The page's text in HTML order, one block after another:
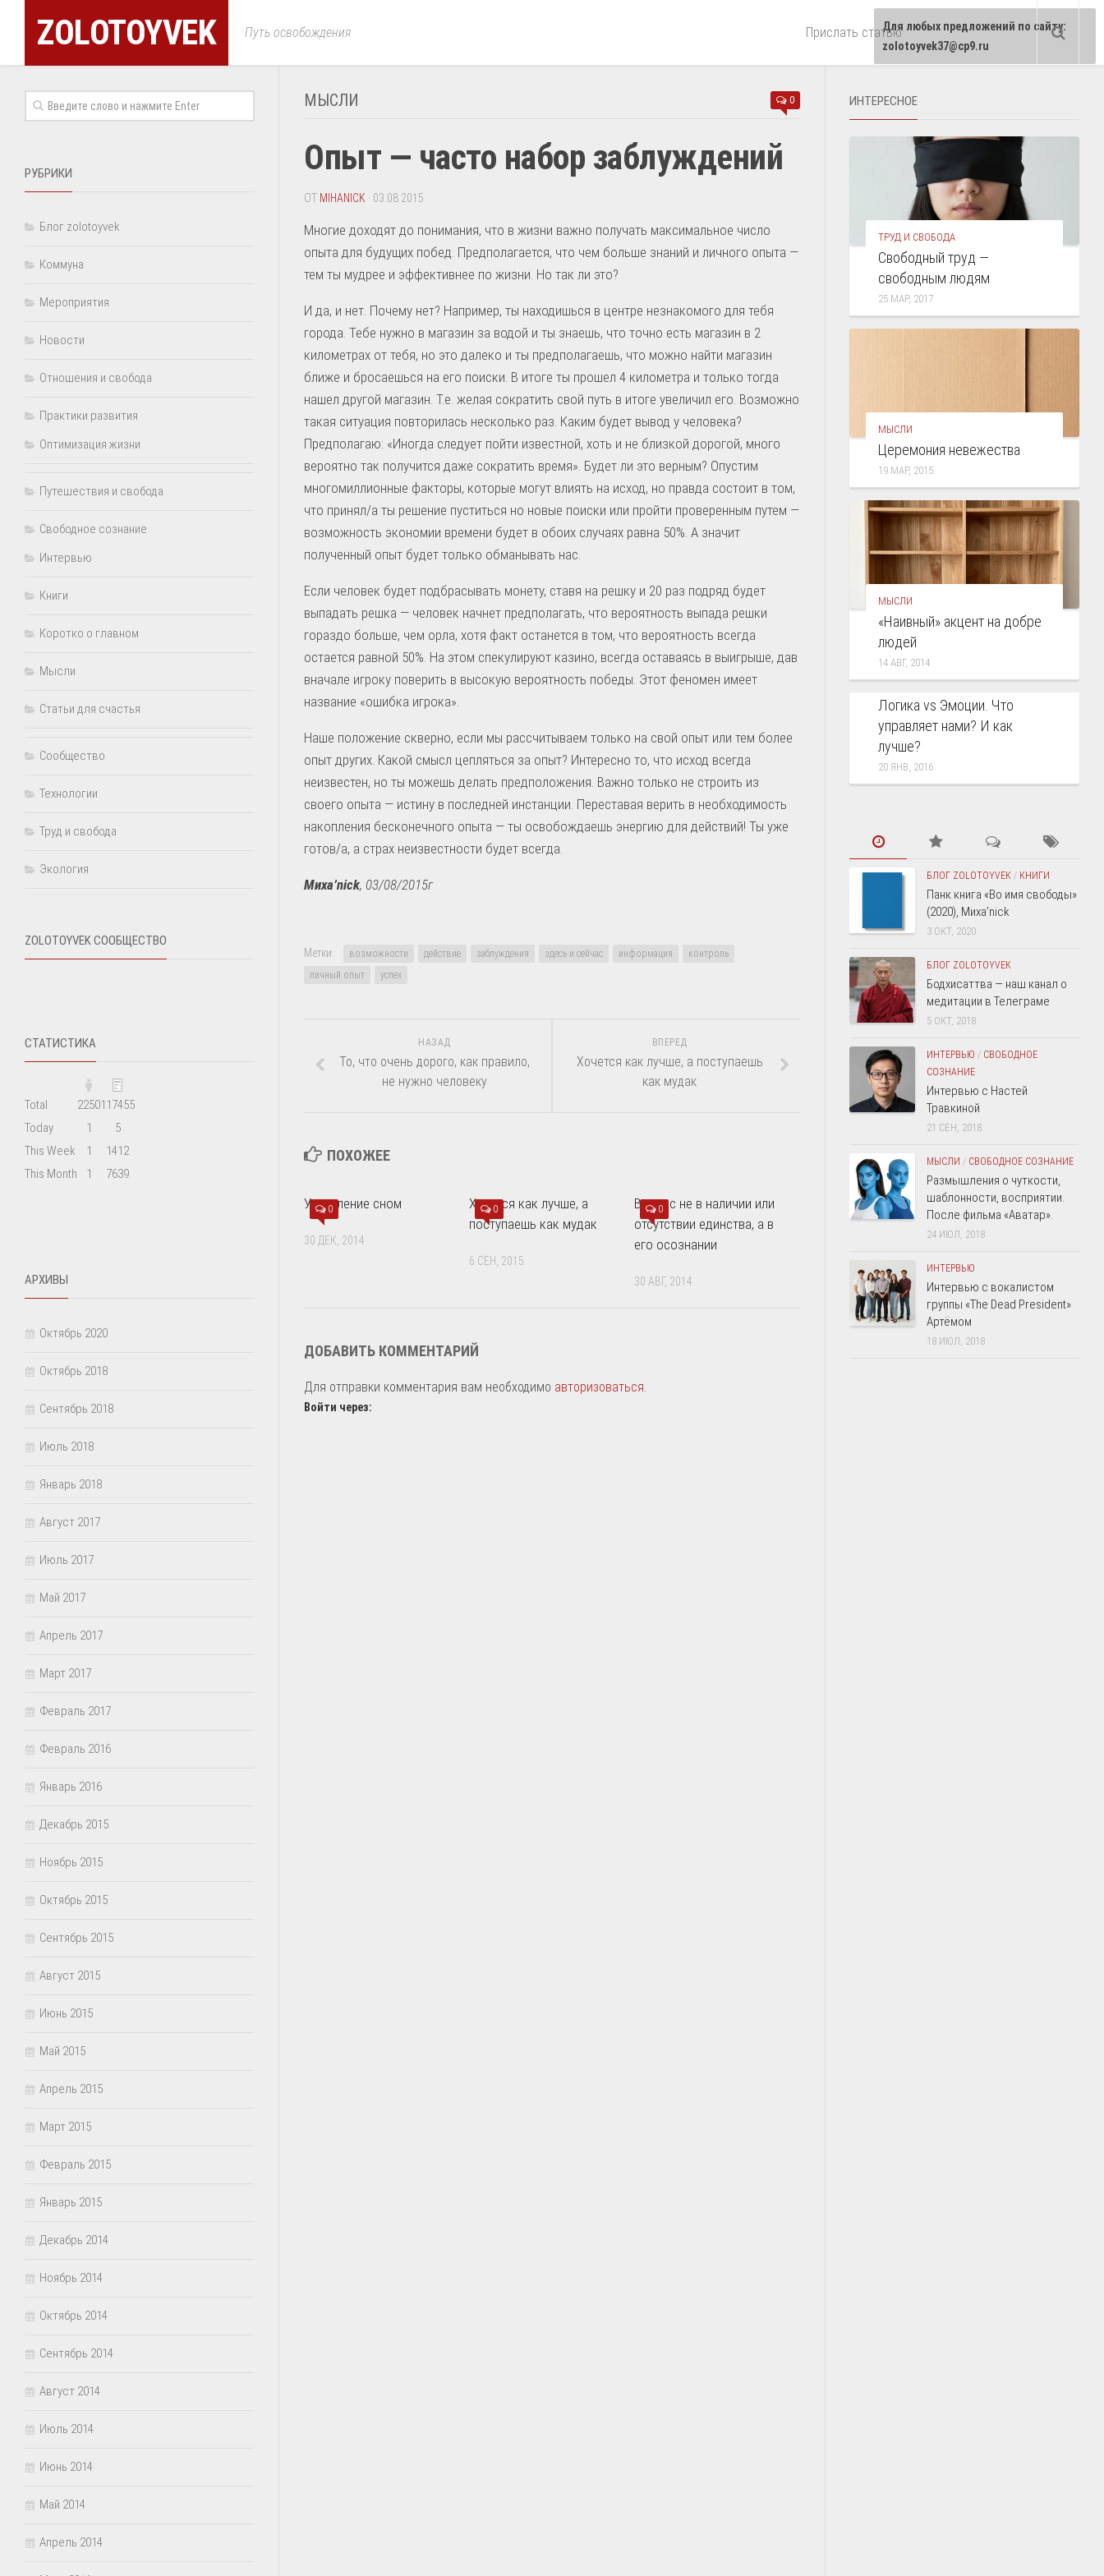
ZOLOTOYVEK Путь освобождения Прислать статью
МЫСЛИ 0
Опыт — часто набор заблуждений
ОТ MIHANICK · 03.08.2015
Многие доходят до понимания, что в жизни важно получать максимальное число
опыта для будущих побед. Предполагается, что чем больше знаний и личного опыта —
тем ты мудрее и эффективнее по жизни. Но так ли это?
И да, и нет. Почему нет? Например, ты находишься в центре незнакомого для тебя
города. Тебе нужно в магазин за водой и ты знаешь, что точно есть магазин в 2
километрах от тебя, но это далеко и ты предполагаешь, что можно найти магазин
ближе и бросаешься на его поиски. В итоге ты прошел 4 километра и только тогда
нашел другой магазин. Т.е. желая сократить свой путь в итоге увеличил его. Возможно
такая ситуация повторилась несколько раз. Каким будет вывод у человека?
Предполагаю: «Иногда следует пойти известной, хоть и не близкой дорогой, много
вероятно так получится даже сократить время». Будет ли это верным? Опустим
многомиллионные факторы, которые могут влиять на исход, но правда состоит в том,
что принял/а ты решение пуститься но новые поиски или пройти проверенным путем —
возможность экономии времени будет в обоих случаях равна 50%. А значит
полученный опыт будет только обманывать нас.
Если человек будет подбрасывать монету, ставя на решку и 20 раз подряд будет
выпадать решка — человек начнет предполагать, что вероятность выпада решки
гораздо больше, чем орла, хотя факт останется в том, что вероятность всегда
остается равной 50%. На этом спекулируют казино, всегда оставаясь в выигрыше, дав
вначале игроку поверить в высокую вероятность победы. Этот феномен имеет
название «ошибка игрока».
Наше положение скверно, если мы рассчитываем только на свой опыт или тем более
опыт других. Какой смысл цепляться за опыт? Интересно то, что исход всегда
неизвестен, но ты можешь делать предположения. Важно только не строить из
своего опыта — истину в последней инстанции. Переставая верить в необходимость
накопления бесконечного опыта — ты освобождаешь энергию для действий! Ты уже
готов/а, а страх неизвестности будет всегда.
Миха’nick, 03/08/2015г
Метки: возможности действие заблуждения здесь и сейчас информация
контроль
личный опыт
успех
ВПЕРЕД
Хочется как лучше, а поступаешь
как мудак
НАЗАД
То, что очень дорого, как правило,
не нужно человеку
ПОХОЖЕЕ
0
Управление сном
30 ДЕК, 2014
0
Хочется как лучше, а
поступаешь как мудак
6 СЕН, 2015
0
Вопрос не в наличии или
отсутствии единства, а в
его осознании
30 АВГ, 2014
ДОБАВИТЬ КОММЕНТАРИЙ
Для отправки комментария вам необходимо авторизоваться.
Войти через:
РУБРИКИ
Блог zolotoyvek
Коммуна
Мероприятия
Новости
Отношения и свобода
Практики развития
Оптимизация жизни
Путешествия и свобода
Свободное сознание
Интервью
Книги
Коротко о главном
Мысли
Статьи для счастья
Сообщество
Технологии
Труд и свобода
Экология
ZOLOTOYVEK СООБЩЕСТВО
СТАТИСТИКА
Total 2250117455
Today
1
5
This Week
1
1412
This Month
1 7639
АРХИВЫ
Октябрь 2020
Октябрь 2018
Сентябрь 2018
Июль 2018
Январь 2018
Август 2017
Июль 2017
Май 2017
Апрель 2017
Март 2017
Февраль 2017
Февраль 2016
Январь 2016
Декабрь 2015
Ноябрь 2015
Октябрь 2015
Сентябрь 2015
Август 2015
Июнь 2015
Май 2015
Апрель 2015
Март 2015
Февраль 2015
Январь 2015
Декабрь 2014
Ноябрь 2014
Октябрь 2014
Сентябрь 2014
Август 2014
Июль 2014
Июнь 2014
Май 2014
Апрель 2014
ИНТЕРЕСНОЕ
ТРУД И СВОБОДА
Свободный труд —
свободным людям
25 МАР, 2017
МЫСЛИ
Церемония невежества
19 МАР, 2015
МЫСЛИ
«Наивный» акцент на добре
людей
14 АВГ, 2014
Логика vs Эмоции. Что
управляет нами? И как
лучше?
20 ЯНВ, 2016
БЛОГ ZOLOTOYVEK / КНИГИ
Панк книга «Во имя свободы»
(2020), Миха’nick
3 ОКТ, 2020
БЛОГ ZOLOTOYVEK
Бодхисаттва — наш канал о
медитации в Телеграме
5 ОКТ, 2018
ИНТЕРВЬЮ / СВОБОДНОЕ
СОЗНАНИЕ
Интервью с Настей
Травкиной
21 СЕН, 2018
МЫСЛИ / СВОБОДНОЕ СОЗНАНИЕ
Размышления о чуткости,
шаблонности, восприятии.
После фильма «Аватар».
24 ИЮЛ, 2018
ИНТЕРВЬЮ
Интервью с вокалистом
группы «The Dead President»
Артёмом
18 ИЮЛ, 2018
Для любых предложений по сайту:
zolotoyvek37@cp9.ru